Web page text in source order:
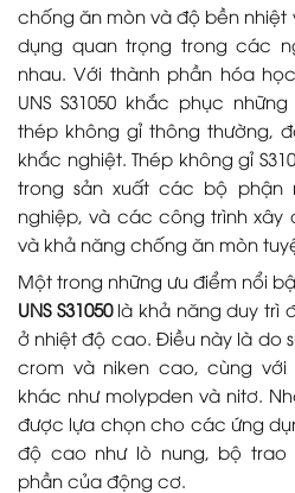
chống ăn mòn và độ bền nhiệt
dụng quan trọng trong các
nhau. Với thành phần hóa
UNS S31050 khắc phục
thép không gỉ thông thường,
khắc nghiệt. Thép không gỉ
trong sản xuất các bộ phận
nghiệp, và các công trình
và khả năng chống ăn mòn
Một trong những ưu điểm nổi
UNS S31050là khả năng duy trì
ở nhiệt độ cao. Điều này là do
crom và niken cao, cùng
khác như molypden và nitơ.
được lựa chọn cho các ứng
độ cao như lò nung, bộ
phần của động cơ.